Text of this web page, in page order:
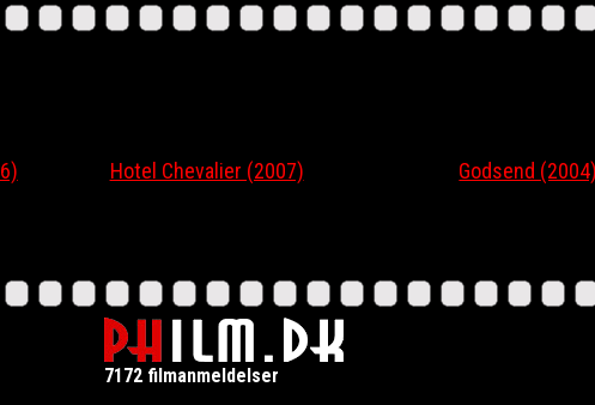
Hotel Chevalier (2007) Godsend (2004)
7172 filmanmeldelser